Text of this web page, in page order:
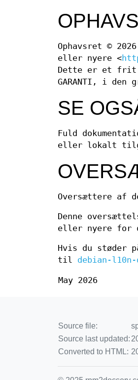
Ophavsret ©
eller nyere <
Dette er et frit
GARANTI, i
SE
Fuld
eller lokalt
Oversættere af
Denne
eller nyere for
Hvis du støder
til debian-
May 2026
Source file:
Source last updated:
Converted to HTML: